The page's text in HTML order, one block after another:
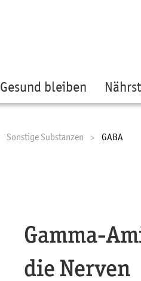
Gesund bleiben
Sonstige Substanzen Current:
GABA
Gamma-
die Nerven